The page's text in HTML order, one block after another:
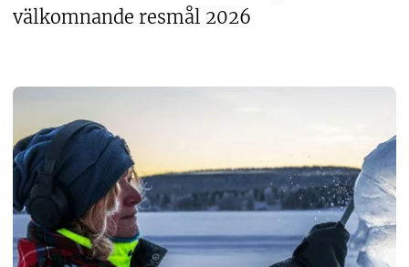
välkomnande resmål 2026